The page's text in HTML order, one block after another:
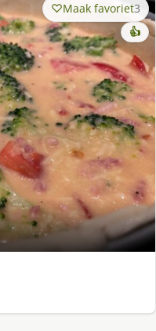
Maak favoriet3
👍